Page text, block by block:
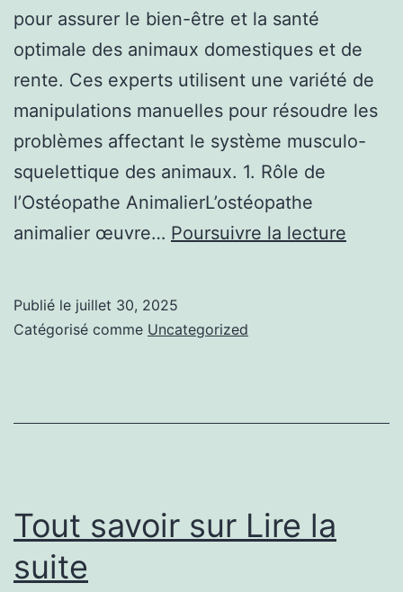
pour assurer le bien-être et la santé
optimale des animaux domestiques et de
rente. Ces experts utilisent une variété de
manipulations manuelles pour résoudre les
problèmes affectant le système musculo-
squelettique des animaux. 1. Rôle de
l’Ostéopathe AnimalierL’ostéopathe
animalier œuvre… Poursuivre la lecture
Publié le juillet 30, 2025
Catégorisé comme Uncategorized
Tout savoir sur Lire la
suite